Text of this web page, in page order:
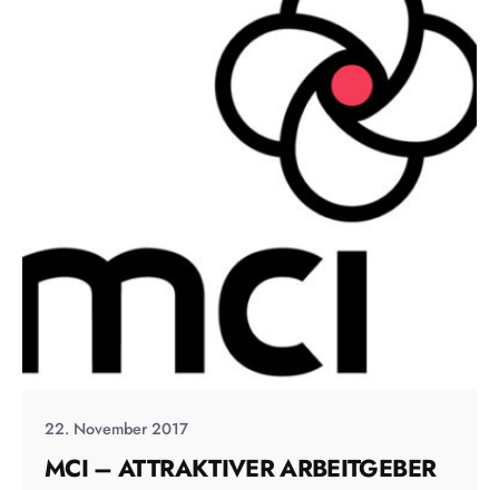
22. November 2017
MCI – ATTRAKTIVER ARBEITGEBER